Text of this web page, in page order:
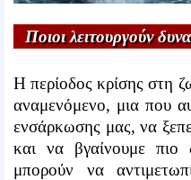
Ποιοι λειτουργούν
Η περίοδος κρίσης στη
αναμενόμενο, μια που
ενσάρκωσης μας, να
και να βγαίνουμε πιο
μπορούν να